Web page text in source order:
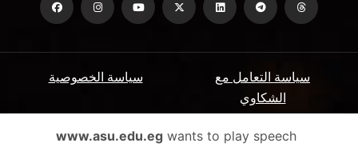
سياسة الخصوصية
سياسة التعامل مع
الشكاوي
الأسئلة الشائعة ميثاق المتعاملين www.asu.edu.egwants to play speech